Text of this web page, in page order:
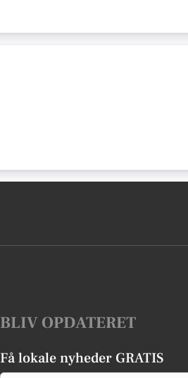
BLIV OPDATERET
Få lokale nyheder GRATIS